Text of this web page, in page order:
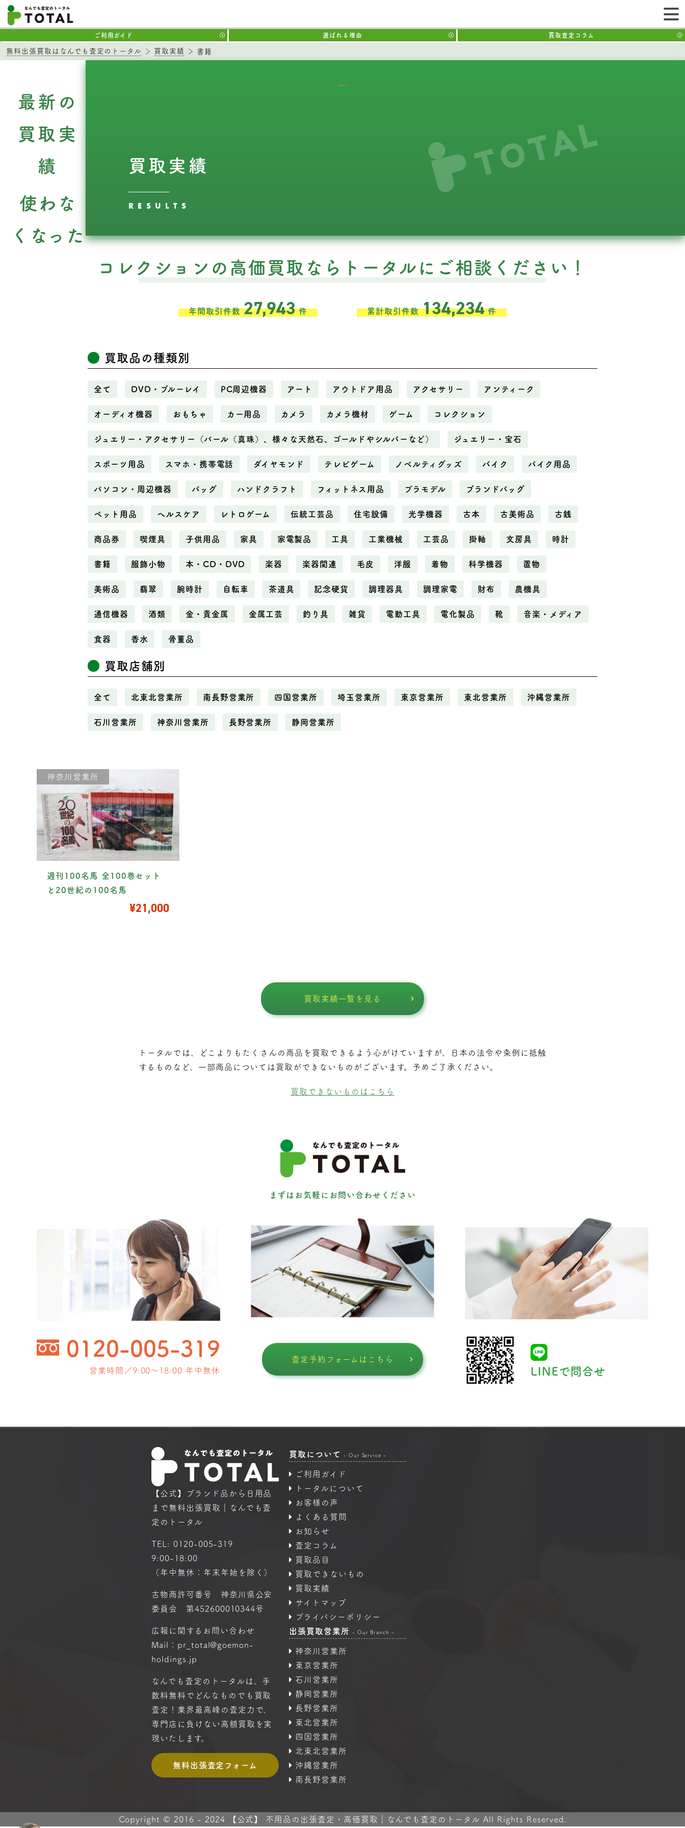
ご利用ガイド 選ばれる理由 買取査定コラム
無料出張買取はなんでも査定のトータル 買取実績 書籍
買取実績
RESULTS
最新の
買取実
績
使わな
くなった
コレクションの高価買取ならトータルにご相談ください！
年間取引件数27,943件 累計取引件数134,234件
買取品の種類別
全て DVD・ブルーレイ PC周辺機器 アート アウトドア用品 アクセサリー アンティーク
オーディオ機器 おもちゃ カー用品 カメラ カメラ機材 ゲーム コレクション
ジュエリー・アクセサリー（パール（真珠）、様々な天然石、ゴールドやシルバーなど） ジュエリー・宝石
スポーツ用品 スマホ・携帯電話 ダイヤモンド テレビゲーム ノベルティグッズ バイク バイク用品
パソコン・周辺機器 バッグ ハンドクラフト フィットネス用品 プラモデル ブランドバッグ
ペット用品 ヘルスケア レトロゲーム 伝統工芸品 住宅設備 光学機器 古本 古美術品 古銭
商品券 喫煙具 子供用品 家具 家電製品 工具 工業機械 工芸品 掛軸 文房具 時計
書籍 服飾小物 本・CD・DVD 楽器 楽器関連 毛皮 洋服 着物 科学機器 置物
美術品 翡翠 腕時計 自転車 茶道具 記念硬貨 調理器具 調理家電 財布 農機具
通信機器 酒類 金・貴金属 金属工芸 釣り具 雑貨 電動工具 電化製品 靴 音楽・メディア
食器 香水 骨董品
買取店舗別
全て 北東北営業所 南長野営業所 四国営業所 埼玉営業所 東京営業所 東北営業所 沖縄営業所
石川営業所 神奈川営業所 長野営業所 静岡営業所
神奈川営業所
週刊100名馬 全100巻セット
と20世紀の100名馬
¥21,000
買取実績一覧を見る
トータルでは、どこよりもたくさんの商品を買取できるよう⼼がけていますが、⽇本の法令や条例に抵触
するものなど、⼀部商品については買取ができないものがございます。予めご了承ください。
買取できないものはこちら
まずはお気軽にお問い合わせください
0120-005-319
営業時間／9:00〜18:00 年中無休
査定予約フォームはこちら
LINEで問合せ
【公式】ブランド品から日用品
まで無料出張買取｜なんでも査
定のトータル
TEL: 0120-005-319
9:00-18:00
（年中無休：年末年始を除く）
古物商許可番号 神奈川県公安
委員会 第452600010344号
広報に関するお問い合わせ
Mail：pr_total@goemon-
holdings.jp
なんでも査定のトータルは、手
数料無料で どんなものでも買取
査定！ 業界最高峰の査定力で、
専門店に 負けない高額買取を実
現いたします。
無料出張査定フォーム
買取について - Our Service -
ご利用ガイド
トータルについて
お客様の声
よくある質問
お知らせ
査定コラム
買取品目
買取できないもの
買取実績
サイトマップ
プライバシーポリシー
出張買取営業所
- Our Branch -
神奈川営業所
東京営業所
石川営業所
静岡営業所
長野営業所
東北営業所
四国営業所
北東北営業所
沖縄営業所
南長野営業所
Copyright © 2016 - 2024 【公式】 不用品の出張査定・高価買取｜なんでも査定のトータル All Rights Reserved.